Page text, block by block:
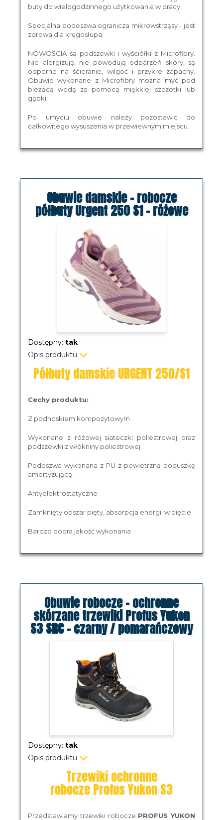
buty do wielogodzinnego użytkowania w pracy.
Specjalna podeszwa ogranicza mikrowstrząsy - jest
zdrowa dla kręgosłupa.
NOWOŚCIĄ są podszewki i wyściółki z Microfibry.
Nie alergizują, nie powodują odparzeń skóry, są
odporne na ścieranie, wilgoć i przykre zapachy.
Obuwie wykonane z Microfibry można myć pod
bieżącą wodą za pomocą miękkiej szczotki lub
gąbki.
Po umyciu obuwie należy pozostawić do
całkowitego wysuszenia w przewiewnym miejscu.
Obuwie damskie - robocze
półbuty Urgent 250 S1 - różowe
Dostępny: tak
Opis produktu
Półbuty damskie URGENT 250/S1
Cechy produktu:
Z podnoskiem kompozytowym
Wykonane z różowej siateczki poliestrowej oraz
podszewki z włókniny poliestrowej
Podeszwa wykonana z PU z powietrzną poduszkę
amortyzującą.
Antyelektrostatyczne
Zamknięty obszar pięty, absorpcja energii w pięcie
Bardzo dobra jakość wykonania
Obuwie robocze - ochronne
skórzane trzewiki Profus Yukon
S3 SRC - czarny / pomarańczowy
Dostępny: tak
Opis produktu
Trzewiki ochronne
robocze Profus Yukon S3
Przedstawiamy trzewiki robocze PROFUS YUKON